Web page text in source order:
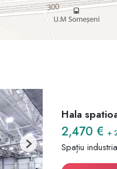
Next
Hala
2,470 € +
Spațiu